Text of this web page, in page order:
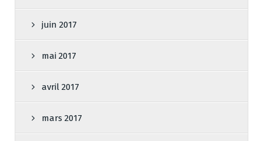
juin 2017
mai 2017
avril 2017
mars 2017